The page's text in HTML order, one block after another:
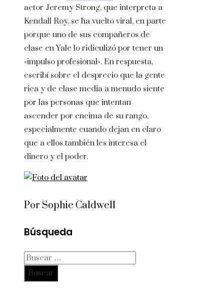
actor Jeremy Strong, que interpreta a
Kendall Roy, se ha vuelto viral, en parte
porque uno de sus compañeros de
clase en Yale lo ridiculizó por tener un
«impulso profesional». En respuesta,
escribí sobre el desprecio que la gente
rica y de clase media a menudo siente
por las personas que intentan
ascender por encima de su rango,
especialmente cuando dejan en claro
que a ellos también les interesa el
dinero y el poder.
Por Sophie Caldwell
Búsqueda
Buscar: